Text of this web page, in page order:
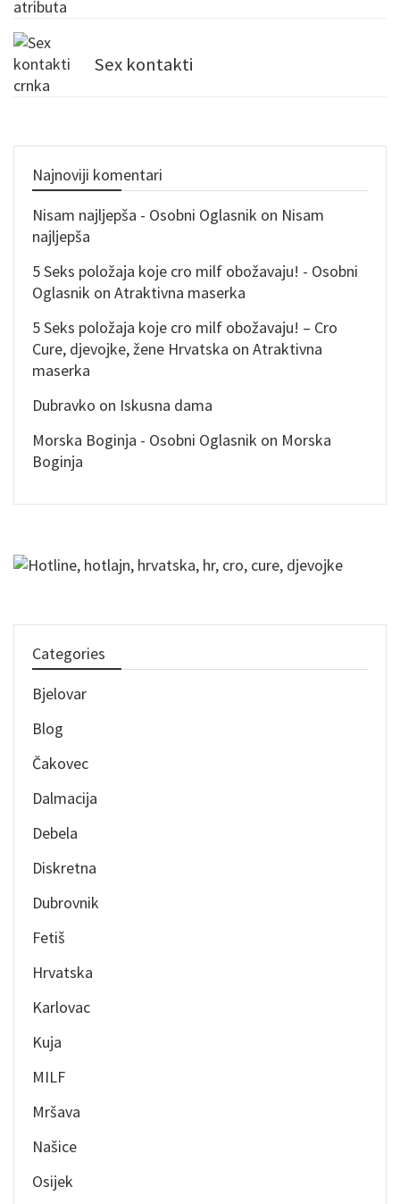
Sex kontakti
Najnoviji komentari
Nisam najljepša - Osobni Oglasnik on Nisam
najljepša
5 Seks položaja koje cro milf obožavaju! - Osobni
Oglasnik on Atraktivna maserka
5 Seks položaja koje cro milf obožavaju! – Cro
Cure, djevojke, žene Hrvatska on Atraktivna
maserka
Dubravko on Iskusna dama
Morska Boginja - Osobni Oglasnik on Morska
Boginja
Categories
Bjelovar
Blog
Čakovec
Dalmacija
Debela
Diskretna
Dubrovnik
Fetiš
Hrvatska
Karlovac
Kuja
MILF
Mršava
Našice
Osijek